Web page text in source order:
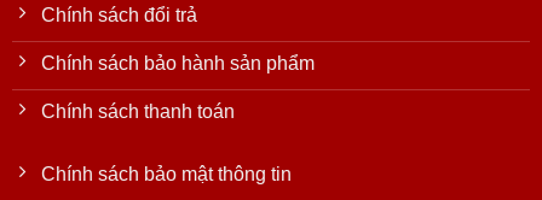
Chính sách đổi trả
Chính sách bảo hành sản phẩm
Chính sách thanh toán
Chính sách bảo mật thông tin